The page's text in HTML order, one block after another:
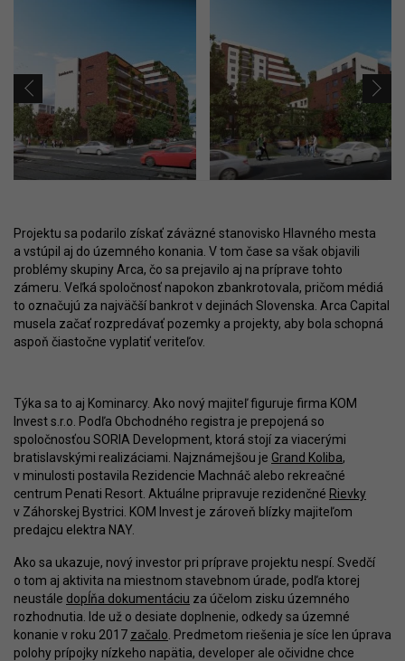
Projektu sa podarilo získať záväzné stanovisko Hlavného mesta
a vstúpil aj do územného konania. V tom čase sa však objavili
problémy skupiny Arca, čo sa prejavilo aj na príprave tohto
zámeru. Veľká spoločnosť napokon zbankrotovala, pričom médiá
to označujú za najväčší bankrot v dejinách Slovenska. Arca Capital
musela začať rozpredávať pozemky a projekty, aby bola schopná
aspoň čiastočne vyplatiť veriteľov.
Týka sa to aj Kominarcy. Ako nový majiteľ figuruje firma KOM
Invest s.r.o. Podľa Obchodného registra je prepojená so
spoločnosťou SORIA Development, ktorá stojí za viacerými
bratislavskými realizáciami. Najznámejšou je Grand Koliba,
v minulosti postavila Rezidencie Machnáč alebo rekreačné
centrum Penati Resort. Aktuálne pripravuje rezidenčné Rievky
v Záhorskej Bystrici. KOM Invest je zároveň blízky majiteľom
predajcu elektra NAY.
Ako sa ukazuje, nový investor pri príprave projektu nespí. Svedčí
o tom aj aktivita na miestnom stavebnom úrade, podľa ktorej
neustále dopĺňa dokumentáciu za účelom zisku územného
rozhodnutia. Ide už o desiate doplnenie, odkedy sa územné
konanie v roku 2017 začalo . Predmetom riešenia je síce len úprava
polohy prípojky nízkeho napätia, developer ale očividne chce